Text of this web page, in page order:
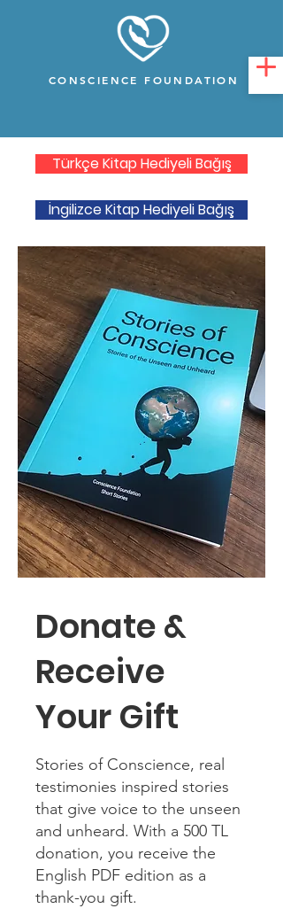
CONSCIENCE FOUNDATION
Türkçe Kitap Hediyeli Bağış
İngilizce Kitap Hediyeli Bağış
Donate &
Receive
Your Gift
Stories of Conscience, real
testimonies inspired stories
that give voice to the unseen
and unheard. With a 500 TL
donation, you receive the
English PDF edition as a
thank-you gift.